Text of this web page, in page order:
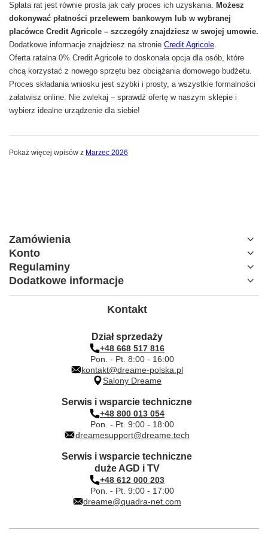
Spłata rat jest równie prosta jak cały proces ich uzyskania. Możesz
dokonywać płatności przelewem bankowym lub w wybranej
placówce Credit Agricole – szczegóły znajdziesz w swojej umowie.
Dodatkowe informacje znajdziesz na stronie Credit Agricole.
Oferta ratalna 0% Credit Agricole to doskonała opcja dla osób, które
chcą korzystać z nowego sprzętu bez obciążania domowego budżetu.
Proces składania wniosku jest szybki i prosty, a wszystkie formalności
załatwisz online. Nie zwlekaj – sprawdź ofertę w naszym sklepie i
wybierz idealne urządzenie dla siebie!
Pokaż więcej wpisów z Marzec 2026
Zamówienia
Konto
Regulaminy
Dodatkowe informacje
Kontakt
Dział sprzedaży
+48 668 517 816
Pon. - Pt. 8:00 - 16:00
kontakt@dreame-polska.pl
Salony Dreame
Serwis i wsparcie techniczne
+48 800 013 054
Pon. - Pt. 9:00 - 18:00
dreamesupport@dreame.tech
Serwis i wsparcie techniczne
duże AGD i TV
+48 612 000 203
Pon. - Pt. 9:00 - 17:00
dreame@quadra-net.com